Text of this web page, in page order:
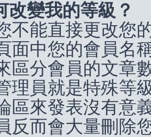
改變我的等級？
不能直接更改您
面中您的會員名
區分會員的文章
理員就是特殊等
區來發表沒有意
反而會大量刪除